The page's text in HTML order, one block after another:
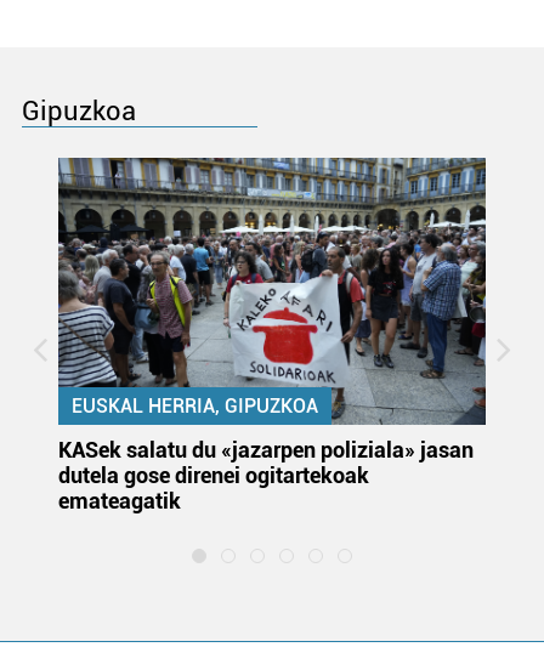
Gipuzkoa
EUSKAL HERRIA, GIPUZKOA
KASek salatu du «jazarpen poliziala» jasan
dutela gose direnei ogitartekoak
emateagatik